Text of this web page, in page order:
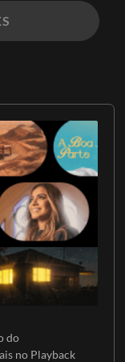
do
no Playback